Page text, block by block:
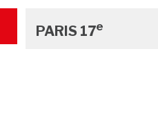
PARIS 17e